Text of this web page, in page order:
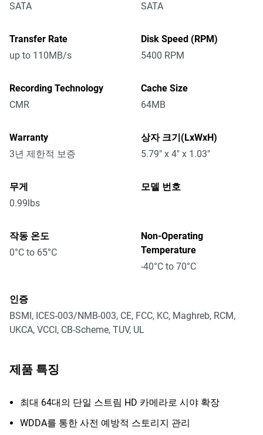
SATA
SATA
Transfer Rate
up to 110MB/s
Disk Speed (RPM)
5400 RPM
Recording Technology
CMR
Cache Size
64MB
Warranty
3년 제한적 보증
상자 크기(LxWxH)
5.79" x 4" x 1.03"
무게
0.99lbs
모델 번호
작동 온도
0°C to 65°C
Non-Operating
Temperature
-40°C to 70°C
인증
BSMI, ICES-003/NMB-003, CE, FCC, KC, Maghreb, RCM,
UKCA, VCCI, CB-Scheme, TUV, UL
제품 특징
최대 64대의 단일 스트림 HD 카메라로 시야 확장
WDDA를 통한 사전 예방적 스토리지 관리